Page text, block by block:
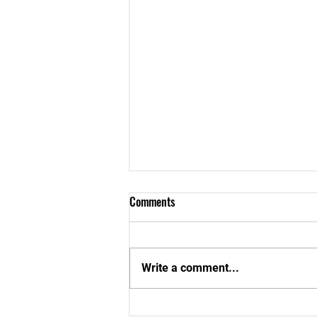
Mladý talent zo Žiliny so striebrom
Comments
Write a comment...